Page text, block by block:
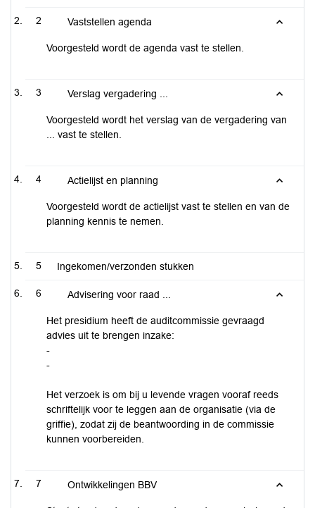
2 Vaststellen agenda
Voorgesteld wordt de agenda vast te stellen.
3 Verslag vergadering ...
Voorgesteld wordt het verslag van de vergadering van
... vast te stellen.
4 Actielijst en planning
Voorgesteld wordt de actielijst vast te stellen en van de
planning kennis te nemen.
5 Ingekomen/verzonden stukken
6 Advisering voor raad ...
Het presidium heeft de auditcommissie gevraagd
advies uit te brengen inzake:
-
-
Het verzoek is om bij u levende vragen vooraf reeds
schriftelijk voor te leggen aan de organisatie (via de
griffie), zodat zij de beantwoording in de commissie
kunnen voorbereiden.
7 Ontwikkelingen BBV